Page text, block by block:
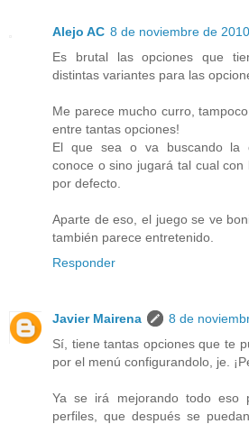
Alejo AC 8 de noviembre de
Es brutal las opciones que
distintas variantes para las
Me parece mucho curro,
entre tantas opciones!
El que sea o va buscando la
conoce o sino jugará tal cual con
por defecto.
Aparte de eso, el juego se ve
también parece entretenido.
Responder
Javier Mairena
8 de
Sí, tiene tantas opciones que te
por el menú configurandolo, je.
Ya se irá mejorando todo eso
perfiles, que después se